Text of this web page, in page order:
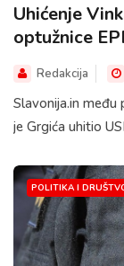
Uhićenje
optužnice
Redakcija
Slavonija.in među
je Grgića uhitio
POLITIKA I